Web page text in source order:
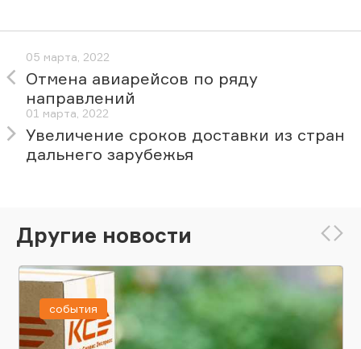
05 марта, 2022
Отмена авиарейсов по ряду
направлений
01 марта, 2022
Увеличение сроков доставки из стран
дальнего зарубежья
Другие новости
события